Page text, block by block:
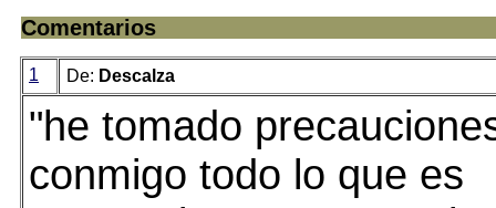
Comentarios
1 De: Descalza
"he tomado
conmigo todo lo que es